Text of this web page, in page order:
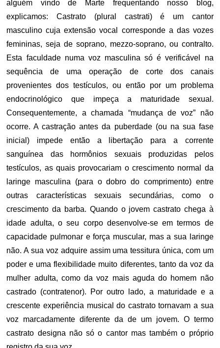
alguém vindo de Marte frequentando nosso blog,
explicamos: Castrato (plural castrati) é um cantor
masculino cuja extensão vocal corresponde a das vozes
femininas, seja de soprano, mezzo-soprano, ou contralto.
Esta faculdade numa voz masculina só é verificável na
sequência de uma operação de corte dos canais
provenientes dos testículos, ou então por um problema
endocrinológico que impeça a maturidade sexual.
Consequentemente, a chamada “mudança de voz” não
ocorre. A castração antes da puberdade (ou na sua fase
inicial) impede então a libertação para a corrente
sanguínea das hormônios sexuais produzidas pelos
testículos, as quais provocariam o crescimento normal da
laringe masculina (para o dobro do comprimento) entre
outras características sexuais secundárias, como o
crescimento da barba. Quando o jovem castrato chega à
idade adulta, o seu corpo desenvolve-se em termos de
capacidade pulmonar e força muscular, mas a sua laringe
não. A sua voz adquire assim uma tessitura única, com um
poder e uma flexibilidade muito diferentes, tanto da voz da
mulher adulta, como da voz mais aguda do homem não
castrado (contratenor). Por outro lado, a maturidade e a
crescente experiência musical do castrato tornavam a sua
voz marcadamente diferente da de um jovem. O termo
castrato designa não só o cantor mas também o próprio